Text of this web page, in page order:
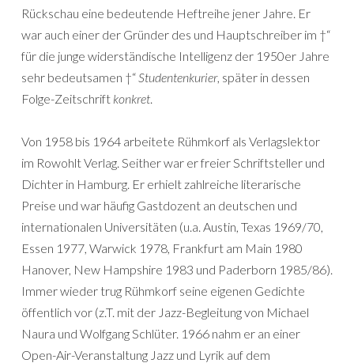
Rückschau eine bedeutende Heftreihe jener Jahre. Er
war auch einer der Gründer des und Hauptschreiber im †“
für die junge widerständische Intelligenz der 1950er Jahre
sehr bedeutsamen †“Studentenkurier, später in dessen
Folge-Zeitschrift konkret.
Von 1958 bis 1964 arbeitete Rühmkorf als Verlagslektor
im Rowohlt Verlag. Seither war er freier Schriftsteller und
Dichter in Hamburg. Er erhielt zahlreiche literarische
Preise und war häufig Gastdozent an deutschen und
internationalen Universitäten (u.a. Austin, Texas 1969/70,
Essen 1977, Warwick 1978, Frankfurt am Main 1980
Hanover, New Hampshire 1983 und Paderborn 1985/86).
Immer wieder trug Rühmkorf seine eigenen Gedichte
öffentlich vor (z.T. mit der Jazz-Begleitung von Michael
Naura und Wolfgang Schlüter. 1966 nahm er an einer
Open-Air-Veranstaltung Jazz und Lyrik auf dem